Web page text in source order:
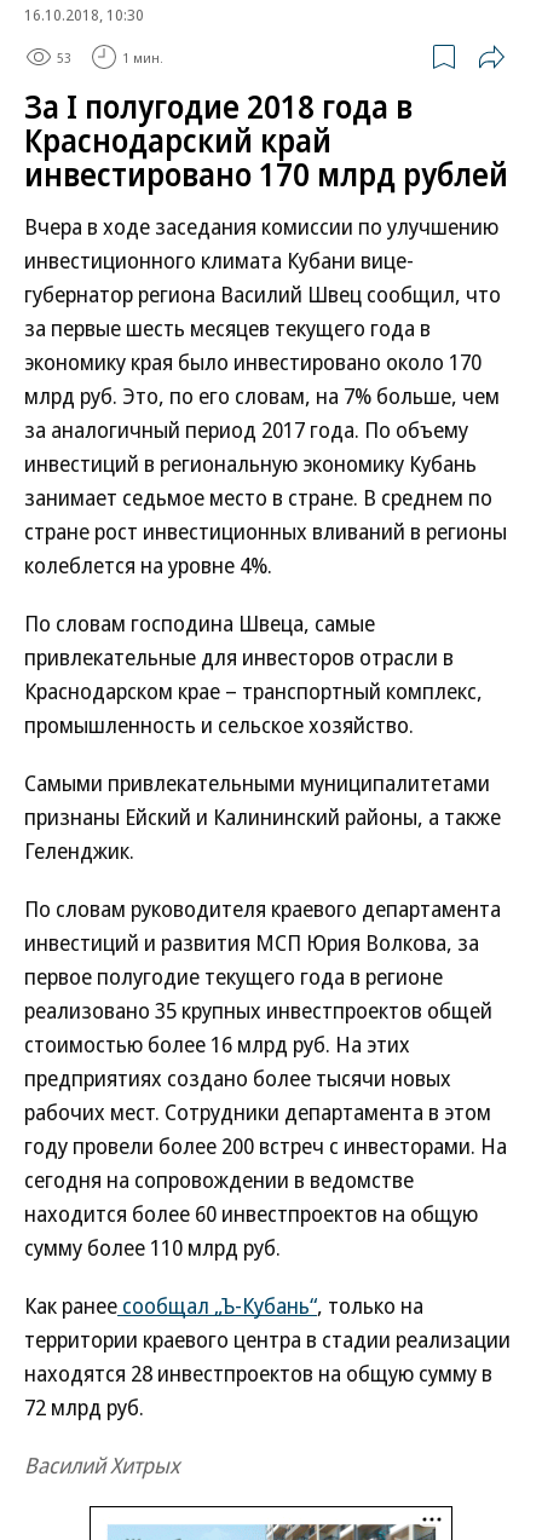
16.10.2018, 10:30
53 1 мин.
За I полугодие 2018 года в
Краснодарский край
инвестировано 170 млрд рублей
Вчера в ходе заседания комиссии по улучшению
инвестиционного климата Кубани вице-
губернатор региона Василий Швец сообщил, что
за первые шесть месяцев текущего года в
экономику края было инвестировано около 170
млрд руб. Это, по его словам, на 7% больше, чем
за аналогичный период 2017 года. По объему
инвестиций в региональную экономику Кубань
занимает седьмое место в стране. В среднем по
стране рост инвестиционных вливаний в регионы
колеблется на уровне 4%.
По словам господина Швеца, самые
привлекательные для инвесторов отрасли в
Краснодарском крае – транспортный комплекс,
промышленность и сельское хозяйство.
Самыми привлекательными муниципалитетами
признаны Ейский и Калининский районы, а также
Геленджик.
По словам руководителя краевого департамента
инвестиций и развития МСП Юрия Волкова, за
первое полугодие текущего года в регионе
реализовано 35 крупных инвестпроектов общей
стоимостью более 16 млрд руб. На этих
предприятиях создано более тысячи новых
рабочих мест. Сотрудники департамента в этом
году провели более 200 встреч с инвесторами. На
сегодня на сопровождении в ведомстве
находится более 60 инвестпроектов на общую
сумму более 110 млрд руб.
Как ранее сообщал „Ъ-Кубань“, только на
территории краевого центра в стадии реализации
находятся 28 инвестпроектов на общую сумму в
72 млрд руб.
Василий Хитрых